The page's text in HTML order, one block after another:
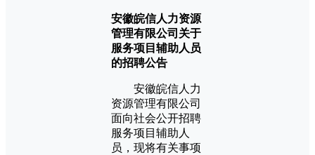
安徽皖信人力资源
管理有限公司关于
服务项目辅助人员
的招聘公告
安徽皖信人力
资源管理有限公司
面向社会公开招聘
服务项目辅助人
员，现将有关事项